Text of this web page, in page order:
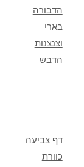
הדבורה
בארי
וצנצנות
הדבש
דף צביעה
כוורת